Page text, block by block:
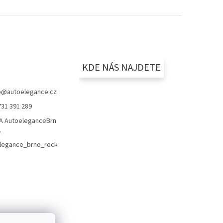
@autoelegance.cz
391 289
AutoeleganceBrn
KDE NÁS NAJDETE